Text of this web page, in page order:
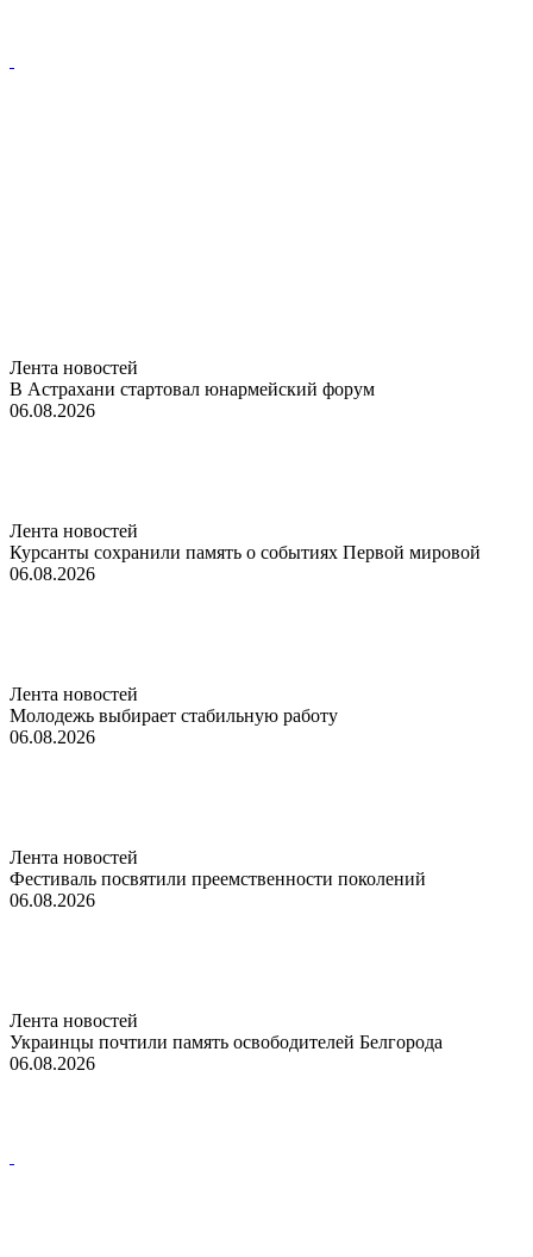
Лента новостей
В Астрахани стартовал юнармейский форум
06.08.2026
Лента новостей
Курсанты сохранили память о событиях Первой мировой
06.08.2026
Лента новостей
Молодежь выбирает стабильную работу
06.08.2026
Лента новостей
Фестиваль посвятили преемственности поколений
06.08.2026
Лента новостей
Украинцы почтили память освободителей Белгорода
06.08.2026